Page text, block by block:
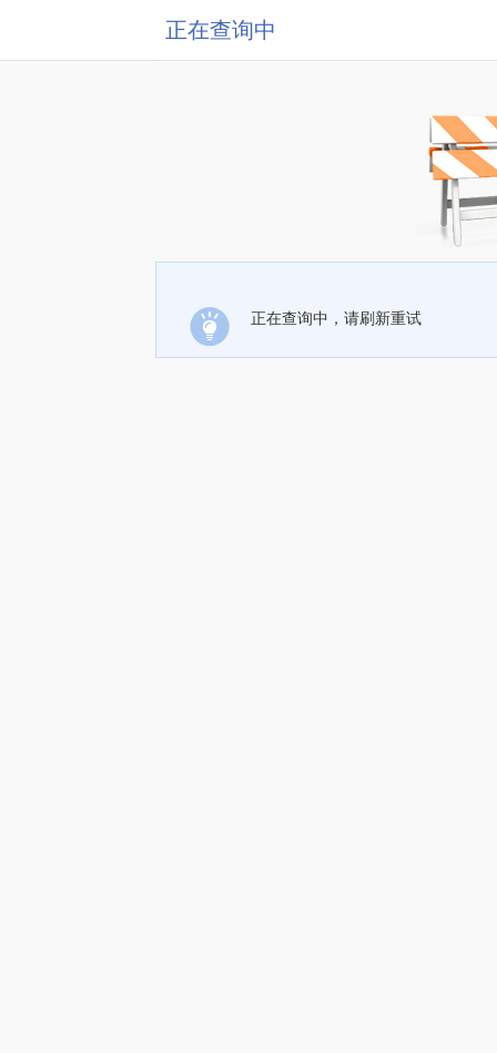
正在查询中
正在查询中，请刷新重试